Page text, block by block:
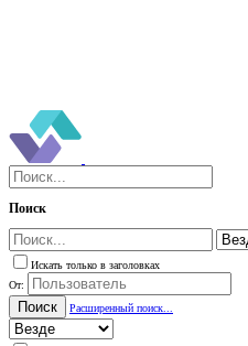
Поиск
Искать только в заголовках
От:
Поиск Расширенный поиск...